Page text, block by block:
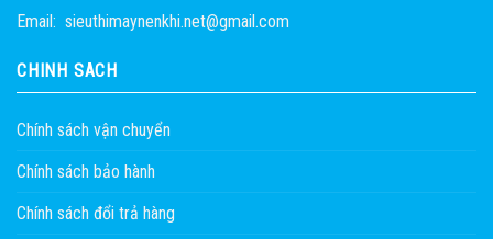
Email: sieuthimaynenkhi.net@gmail.com
CHÍNH SÁCH
Chính sách vận chuyển
Chính sách bảo hành
Chính sách đổi trả hàng